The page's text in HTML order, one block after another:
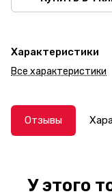
Характеристики
Все характеристики
Отзывы
У этого